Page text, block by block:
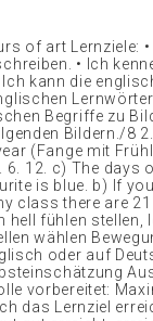
of art Lernziele:
• Ich
kann die
Begriffe zu
Bildern./8
(Fange mit
12. c) The days
is blue. b) If
class there are
hell fühlen stellen,
wählen
oder auf
vorbereitet:
das Lernziel